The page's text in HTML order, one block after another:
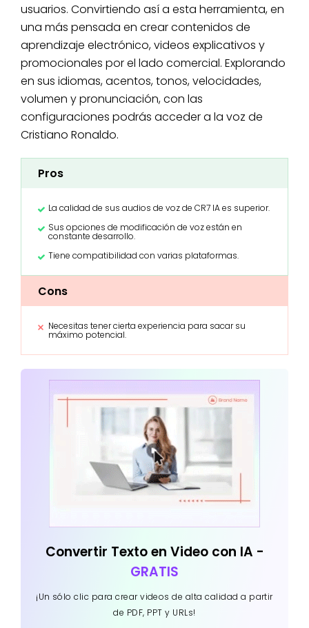
usuarios. Convirtiendo así a esta herramienta, en
una más pensada en crear contenidos de
aprendizaje electrónico, videos explicativos y
promocionales por el lado comercial. Explorando
en sus idiomas, acentos, tonos, velocidades,
volumen y pronunciación, con las
configuraciones podrás acceder a la voz de
Cristiano Ronaldo.
Pros
La calidad de sus audios de voz de CR7 IA es superior.
Sus opciones de modificación de voz están en
constante desarrollo.
Tiene compatibilidad con varias plataformas.
Cons
Necesitas tener cierta experiencia para sacar su
máximo potencial.
Convertir Texto en Video con IA -
GRATIS
¡Un sólo clic para crear videos de alta calidad a partir
de PDF, PPT y URLs!